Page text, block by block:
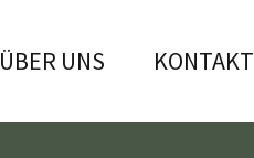
ÜBER UNS KONTAKT